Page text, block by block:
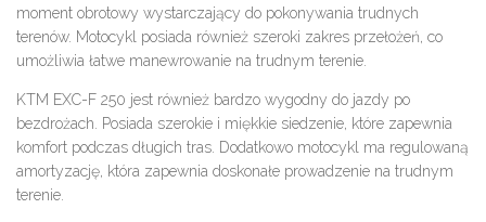
moment obrotowy wystarczający do pokonywania trudnych
terenów. Motocykl posiada również szeroki zakres przełożeń, co
umożliwia łatwe manewrowanie na trudnym terenie.
KTM EXC-F 250 jest również bardzo wygodny do jazdy po
bezdrożach. Posiada szerokie i miękkie siedzenie, które zapewnia
komfort podczas długich tras. Dodatkowo motocykl ma regulowaną
amortyzację, która zapewnia doskonałe prowadzenie na trudnym
terenie.